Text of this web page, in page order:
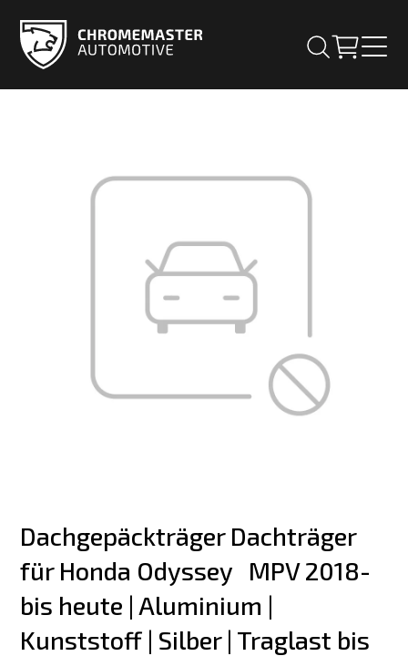
Dachgepäckträger Dachträger
für Honda Odyssey   MPV 2018-
bis heute | Aluminium |
Kunststoff | Silber | Traglast bis